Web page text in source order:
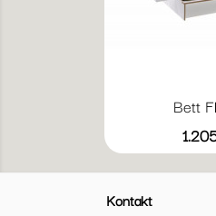
Bett
Preis

Kontakt